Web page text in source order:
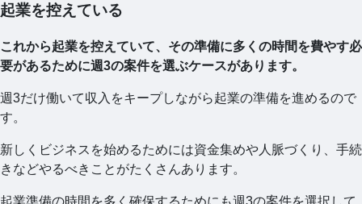
起業を控えている
これから起業を控えていて、その準備に多くの時間を費やす必
要があるために週3の案件を選ぶケースがあります。
週3だけ働いて収入をキープしながら起業の準備を進めるので
す。
新しくビジネスを始めるためには資金集めや人脈づくり、手続
きなどやるべきことがたくさんあります。
起業準備の時間を多く確保するためにも週3の案件を選択して